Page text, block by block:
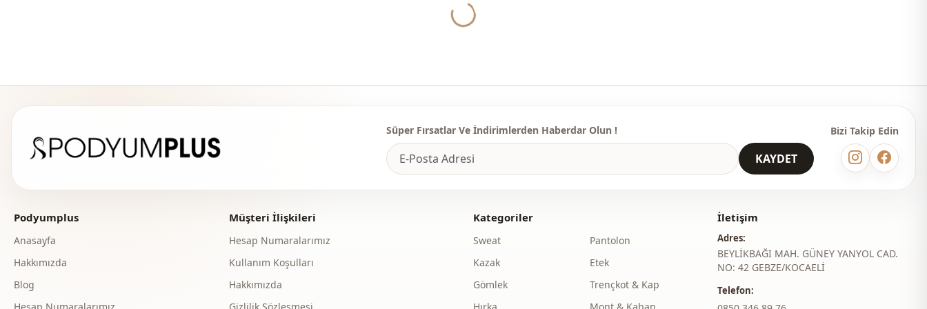
Süper Fırsatlar Ve İndirimlerden Haberdar Olun !
KAYDET
Bizi Takip Edin
Podyumplus
Anasayfa
Hakkımızda
Blog
Hesap Numaralarımız
Müşteri İlişkileri
Hesap Numaralarımız
Kullanım Koşulları
Hakkımızda
Gizlilik Sözleşmesi
Kategoriler
Sweat
Kazak
Gömlek
Hırka
Pantolon
Etek
Trençkot & Kap
Mont & Kaban
İletişim
Adres:
BEYLİKBAĞI MAH. GÜNEY YANYOL CAD.
NO: 42 GEBZE/KOCAELİ
Telefon: